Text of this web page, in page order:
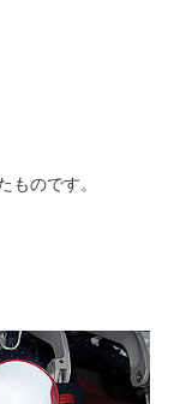
ものです。